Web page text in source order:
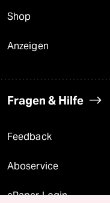
Shop
Anzeigen
Fragen & Hilfe
Feedback
Aboservice
ePaper Login